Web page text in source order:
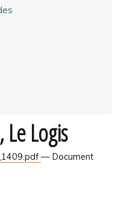
Logis
— Document